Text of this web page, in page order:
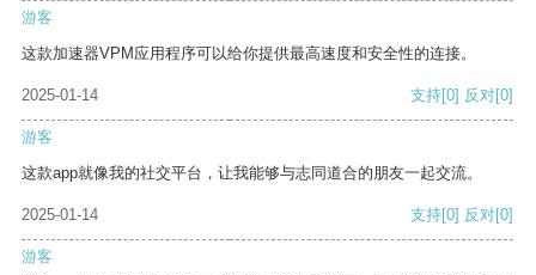
游客
这款加速器VPM应用程序可以给你提供最高速度和安全性的连接。
2025-01-14 支持[0] 反对[0]
游客
这款app就像我的社交平台，让我能够与志同道合的朋友一起交流。
2025-01-14 支持[0] 反对[0]
游客